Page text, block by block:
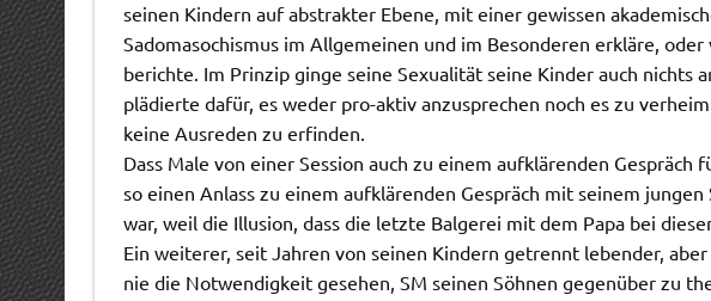
seinen Kindern auf abstrakter Ebene, mit einer gewissen
Sadomasochismus im Allgemeinen und im Besonderen erkläre,
berichte. Im Prinzip ginge seine Sexualität seine Kinder auch nichts
plädierte dafür, es weder pro-aktiv anzusprechen noch es zu
keine Ausreden zu erfinden.
Dass Male von einer Session auch zu einem aufklärenden
so einen Anlass zu einem aufklärenden Gespräch mit seinem
war, weil die Illusion, dass die letzte Balgerei mit dem Papa bei
Ein weiterer, seit Jahren von seinen Kindern getrennt lebender,
nie die Notwendigkeit gesehen, SM seinen Söhnen gegenüber zu